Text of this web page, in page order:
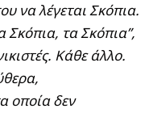
να λέγεται Σκόπια.
Σκόπια, τα Σκόπια”,
Κάθε άλλο.
οποία δεν